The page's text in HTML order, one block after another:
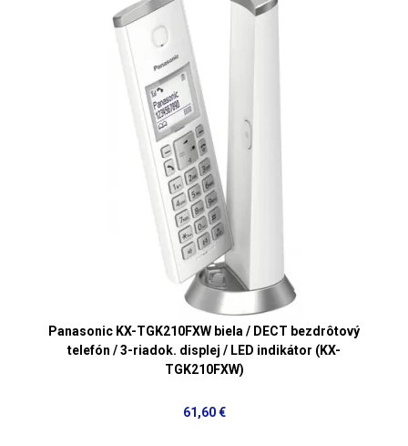
Panasonic KX-TGK210FXW biela / DECT bezdrôtový
telefón / 3-riadok. displej / LED indikátor (KX-
TGK210FXW)
61,60 €